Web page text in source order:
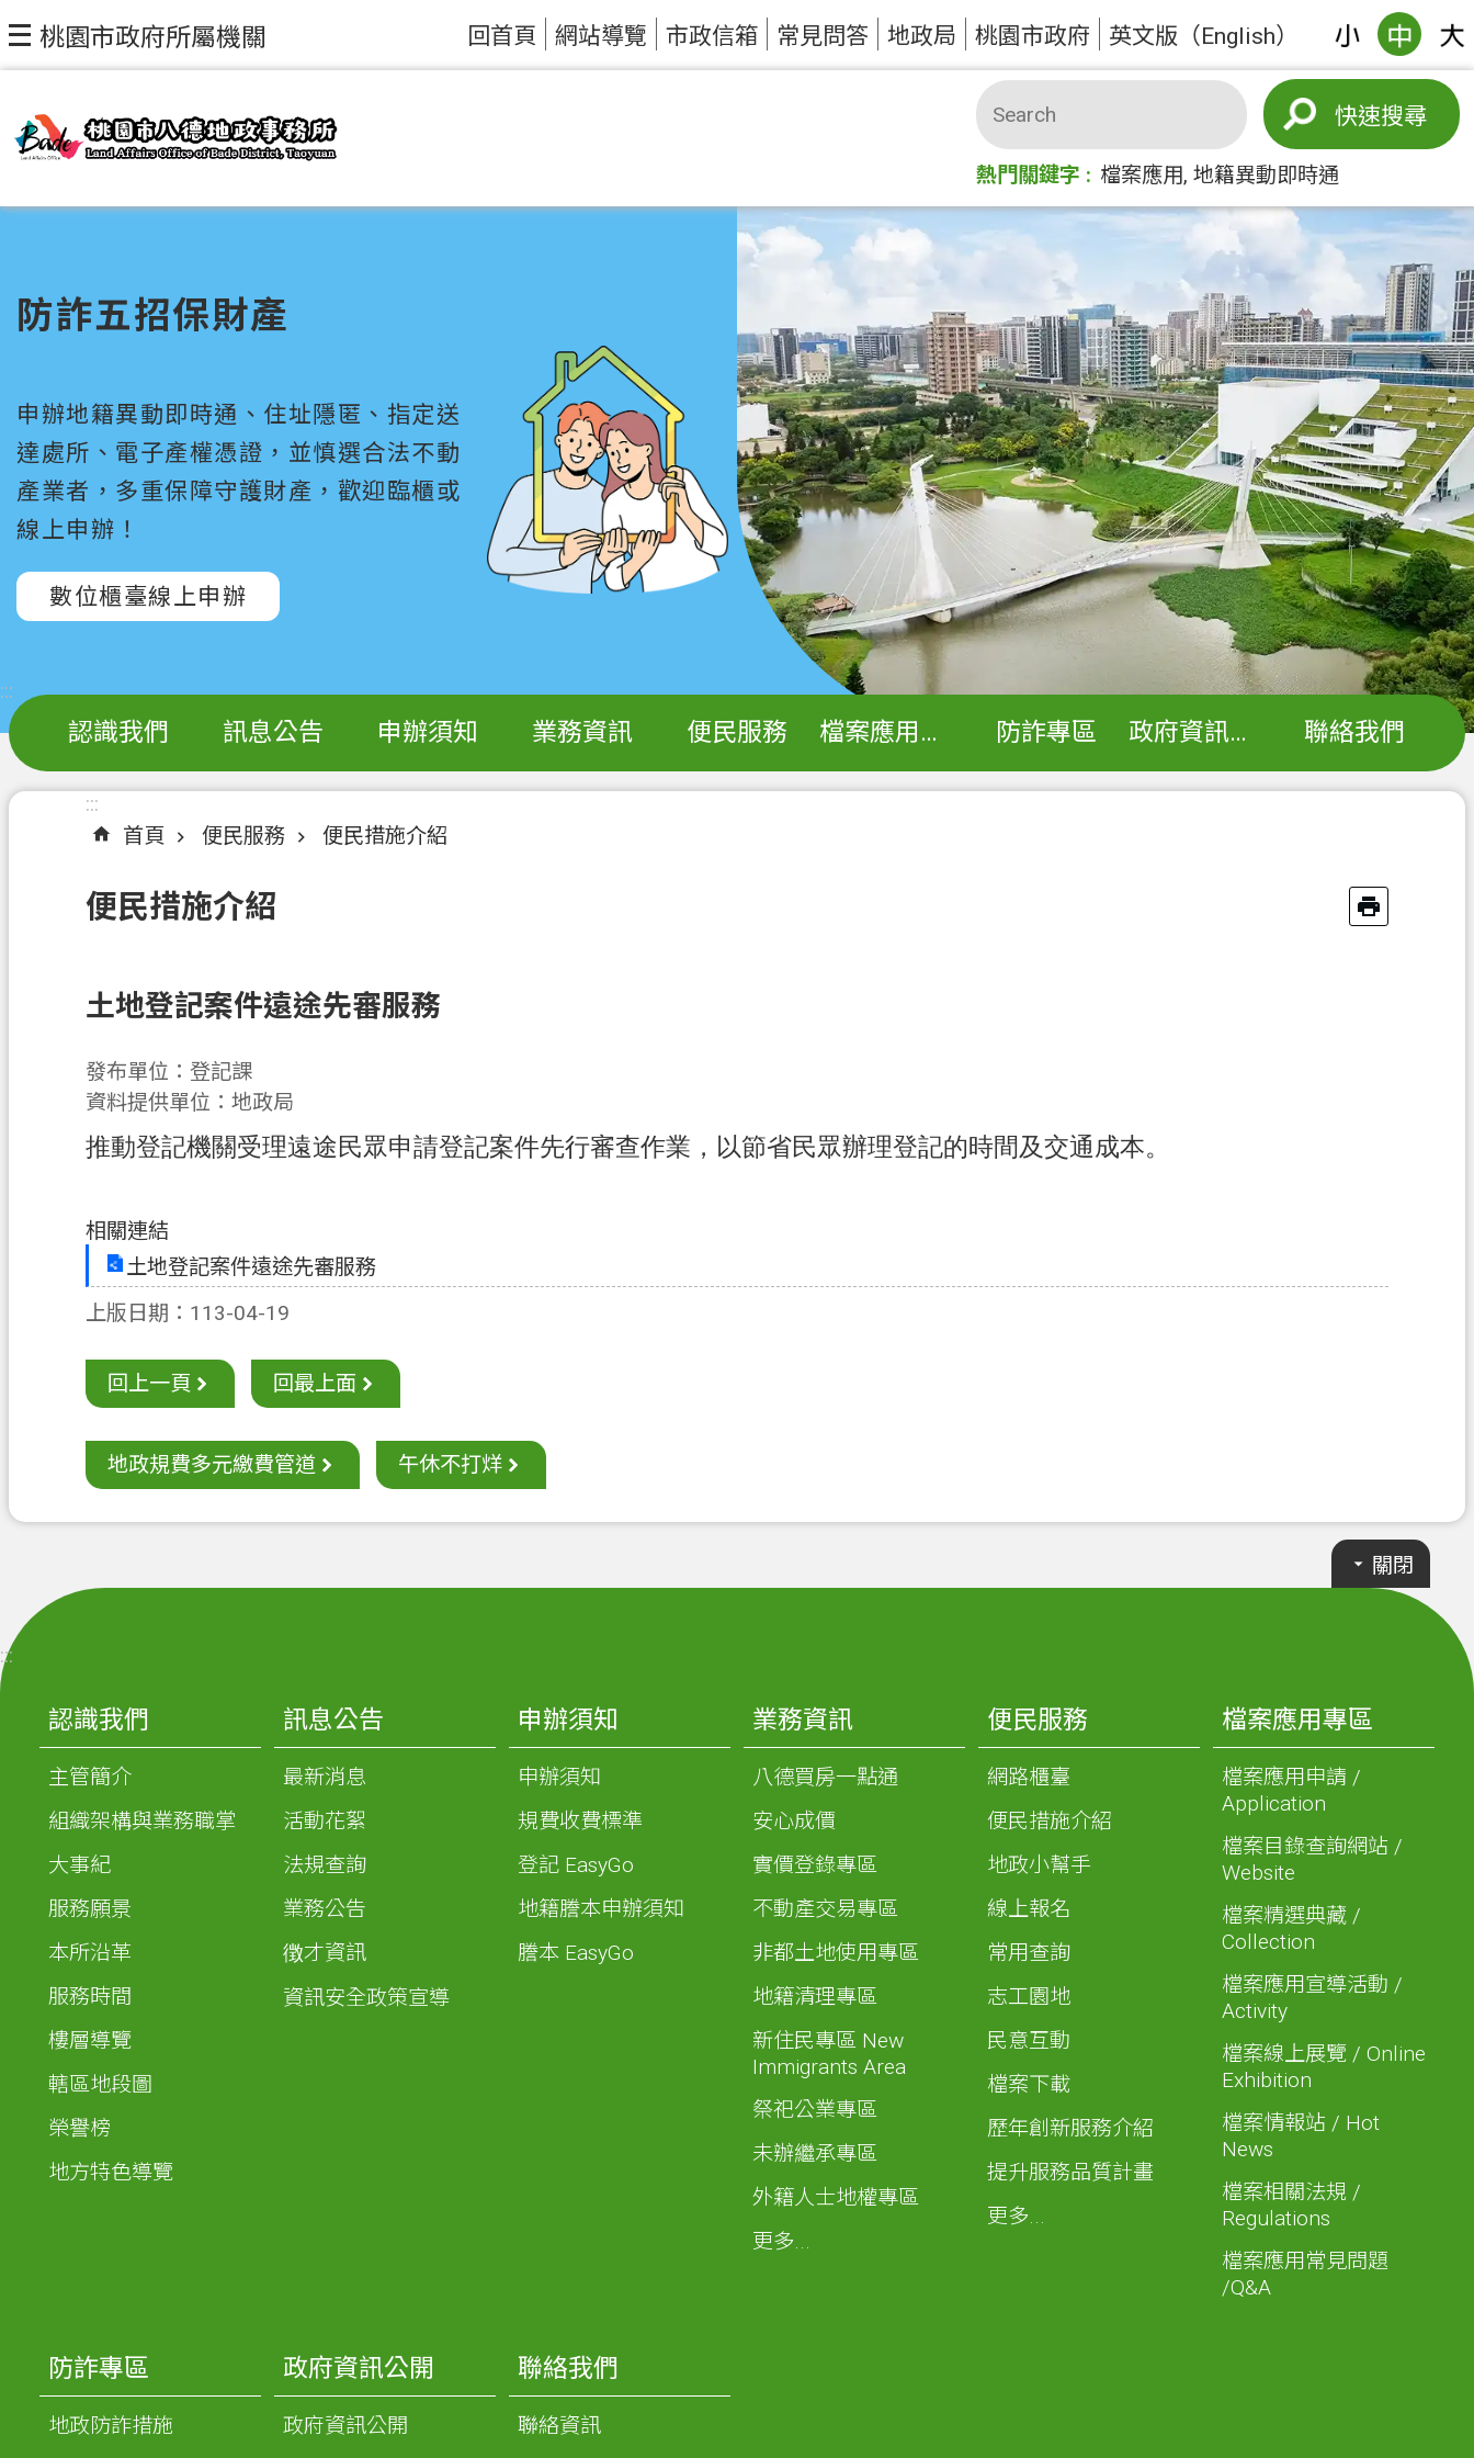
桃園市政府所屬機關 回首頁 網站導覽 市政信箱 常見問答 地政局 桃園市政府 英文版（English）
搜尋
熱門關鍵字 檔案應用 地籍異動即時通
防詐五招保財產
申辦地籍異動即時通、住址隱匿、指定送
達處所、電子產權憑證，並慎選合法不動
產業者，多重保障守護財產，歡迎臨櫃或
線上申辦！
數位櫃臺線上申辦
:::
認識我們 訊息公告 申辦須知 業務資訊 便民服務 檔案應用專區 防詐專區 政府資訊公開 聯絡我們
:::
首頁
便民服務 便民措施介紹
便民措施介紹
土地登記案件遠途先審服務
發布單位：登記課
資料提供單位：地政局
推動登記機關受理遠途民眾申請登記案件先行審查作業，以節省民眾辦理登記的時間及交通成本。
相關連結
土地登記案件遠途先審服務
上版日期：113-04-19
回上一頁 回最上面
地政規費多元繳費管道 午休不打烊
關閉
:::
認識我們
主管簡介
組織架構與業務職掌
大事紀
服務願景
本所沿革
服務時間
樓層導覽
轄區地段圖
榮譽榜
地方特色導覽
訊息公告
最新消息
活動花絮
法規查詢
業務公告
徴才資訊
資訊安全政策宣導
申辦須知
申辦須知
規費收費標準
登記 EasyGo
地籍謄本申辦須知
謄本 EasyGo
業務資訊
八德買房一點通
安心成價
實價登錄專區
不動產交易專區
非都土地使用專區
地籍清理專區
新住民專區 New
Immigrants Area
祭祀公業專區
未辦繼承專區
外籍人士地權專區
更多...
便民服務
網路櫃臺
便民措施介紹
地政小幫手
線上報名
常用查詢
志工園地
民意互動
檔案下載
歷年創新服務介紹
提升服務品質計畫
更多...
檔案應用專區
檔案應用申請 /
Application
檔案目錄查詢網站 /
Website
檔案精選典藏 /
Collection
檔案應用宣導活動 /
Activity
檔案線上展覽 / Online
Exhibition
檔案情報站 / Hot
News
檔案相關法規 /
Regulations
檔案應用常見問題
/Q&A
防詐專區
地政防詐措施
政府資訊公開
政府資訊公開
聯絡我們
聯絡資訊